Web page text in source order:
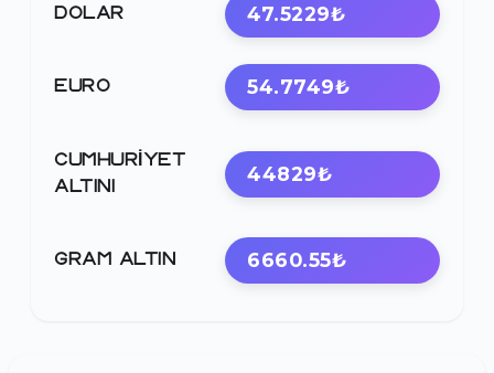
DOLAR 47.5229₺
EURO 54.7749₺
CUMHURIYET
ALTINI
44829₺
GRAM ALTIN 6660.55₺